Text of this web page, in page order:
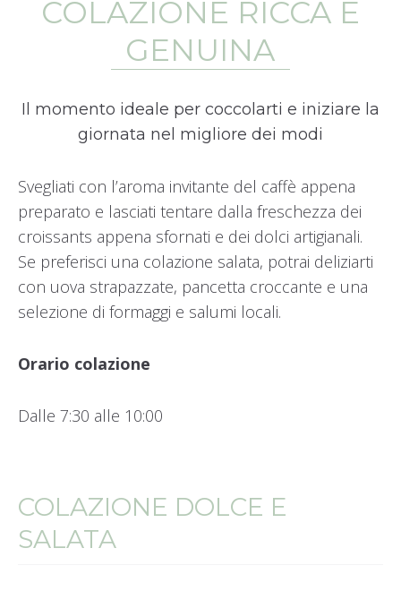
COLAZIONE RICCA E
GENUINA
Il momento ideale per coccolarti e iniziare la
giornata nel migliore dei modi
Svegliati con l’aroma invitante del caffè appena
preparato e lasciati tentare dalla freschezza dei
croissants appena sfornati e dei dolci artigianali.
Se preferisci una colazione salata, potrai deliziarti
con uova strapazzate, pancetta croccante e una
selezione di formaggi e salumi locali.
Orario colazione
Dalle 7:30 alle 10:00
COLAZIONE DOLCE E
SALATA